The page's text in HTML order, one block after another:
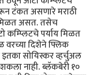
टंकत असणारे मराठी
असत. तसेच
कम्प्लिटचे पर्याय मिळत
दिशेने फ्लिक
सोयिस्कर व्हर्चुअल
नाही. ब्लॅकबेरी १०